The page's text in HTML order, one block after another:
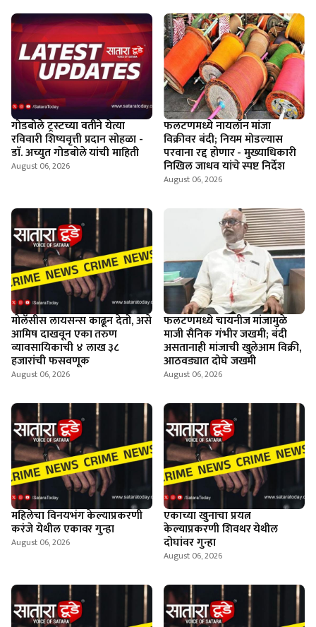
गोडबोले ट्रस्टच्या वतीने येत्या
रविवारी शिष्यवृत्ती प्रदान सोहळा -
डाॅ. अच्युत गोडबोले यांची माहिती
August 06, 2026
फलटणमध्ये नायलॉन मांजा
विक्रीवर बंदी; नियम मोडल्यास
परवाना रद्द होणार - मुख्याधिकारी
निखिल जाधव यांचे स्पष्ट निर्देश
August 06, 2026
माेलॅसीस लायसन्स काढून देतो, असे
आमिष दाखवून एका तरुण
व्यावसायिकाची ४ लाख ३८
हजारांची फसवणूक
August 06, 2026
फलटणमध्ये चायनीज मांजामुळे
माजी सैनिक गंभीर जखमी; बंदी
असतानाही मांजाची खुलेआम विक्री,
आठवड्यात दोघे जखमी
August 06, 2026
महिलेचा विनयभंग केल्याप्रकरणी
करंजे येथील एकावर गुन्हा
August 06, 2026
एकाच्या खुनाचा प्रयत्न
केल्याप्रकरणी शिवथर येथील
दोघांवर गुन्हा
August 06, 2026